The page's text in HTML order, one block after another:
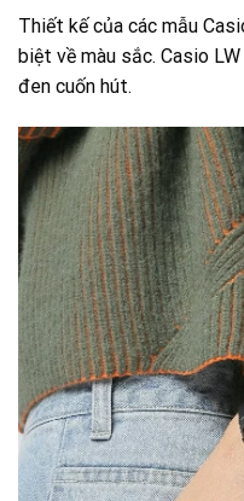
Thiết kế của các mẫu
biệt về màu sắc. Casio
đen cuốn hút.